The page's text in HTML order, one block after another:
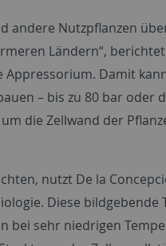
andere Nutzpflanzen
Ländern“,
Damit
– bis zu 80 bar oder
die Zellwand der
nutzt De la
Diese
bei sehr niedrigen